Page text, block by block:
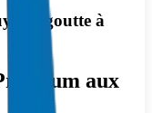
goutte à
aux